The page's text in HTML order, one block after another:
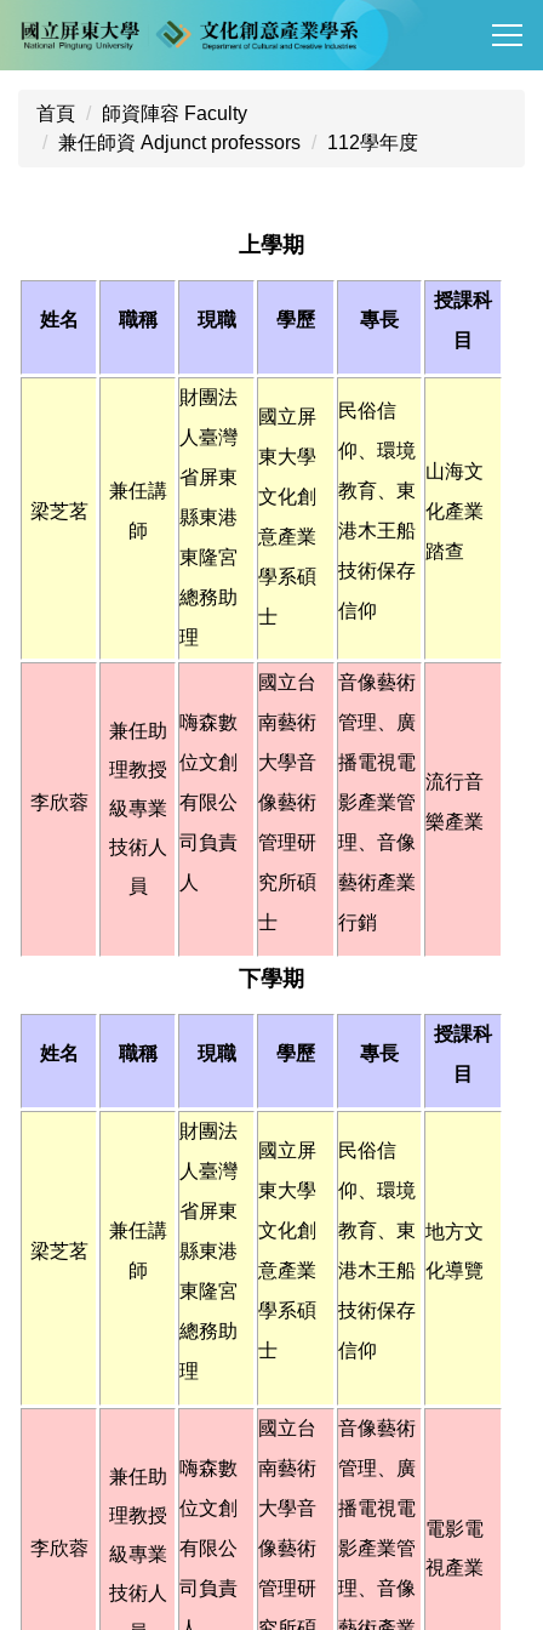
跳
到
主
首頁
師資陣容 Faculty
兼任師資 Adjunct professors
112學年度
上學期
姓名 職稱 現職 學歷 專長
授課科
目
梁芝茗
兼任講
師
財團法
人臺灣
省屏東
縣東港
東隆宮
總務助
理
國立屏
東大學
文化創
意產業
學系碩
士
民俗信
仰、環境
教育、東
港木王船
技術保存
信仰
山海文
化產業
踏查
李欣蓉
兼任助
理教授
級專業
技術人
員
嗨森數
位文創
有限公
司負責
人
國立台
南藝術
大學音
像藝術
管理研
究所碩
士
音像藝術
管理、廣
播電視電
影產業管
理、音像
藝術產業
行銷
流行音
樂產業
下學期
姓名 職稱 現職 學歷 專長
授課科
目
梁芝茗
兼任講
師
財團法
人臺灣
省屏東
縣東港
東隆宮
總務助
理
國立屏
東大學
文化創
意產業
學系碩
士
民俗信
仰、環境
教育、東
港木王船
技術保存
信仰
地方文
化導覽
李欣蓉
兼任助
理教授
級專業
技術人
嗨森數
位文創
有限公
司負責
國立台
南藝術
大學音
像藝術
管理研
音像藝術
管理、廣
播電視電
影產業管
理、音像
電影電
視產業